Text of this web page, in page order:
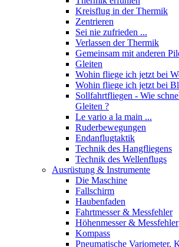
Kreisflug in der Thermik
Zentrieren
Sei nie zufrieden ...
Verlassen der Thermik
Gemeinsam mit anderen
Gleiten
Wohin fliege ich jetzt bei
Wohin fliege ich jetzt bei
Sollfahrtfliegen - Wie
Gleiten ?
Le vario a la main ...
Ruderbewegungen
Endanflugtaktik
Technik des Hangfliegens
Technik des Wellenflugs
Ausrüstung & Instrumente
Die Maschine
Fallschirm
Haubenfaden
Fahrtmesser & Messfehler
Höhenmesser & Messfehler
Kompass
Pneumatische Variometer,